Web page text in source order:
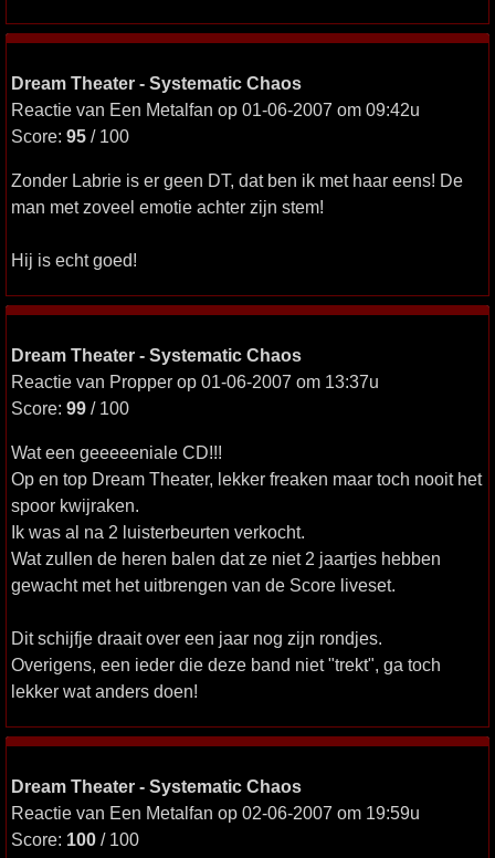
Dream Theater - Systematic Chaos
Reactie van Een Metalfan op 01-06-2007 om 09:42u
Score: 95 / 100
Zonder Labrie is er geen DT, dat ben ik met haar eens! De
man met zoveel emotie achter zijn stem!
Hij is echt goed!
Dream Theater - Systematic Chaos
Reactie van Propper op 01-06-2007 om 13:37u
Score: 99 / 100
Wat een geeeeeniale CD!!!
Op en top Dream Theater, lekker freaken maar toch nooit het
spoor kwijraken.
Ik was al na 2 luisterbeurten verkocht.
Wat zullen de heren balen dat ze niet 2 jaartjes hebben
gewacht met het uitbrengen van de Score liveset.
Dit schijfje draait over een jaar nog zijn rondjes.
Overigens, een ieder die deze band niet "trekt", ga toch
lekker wat anders doen!
Dream Theater - Systematic Chaos
Reactie van Een Metalfan op 02-06-2007 om 19:59u
Score: 100 / 100